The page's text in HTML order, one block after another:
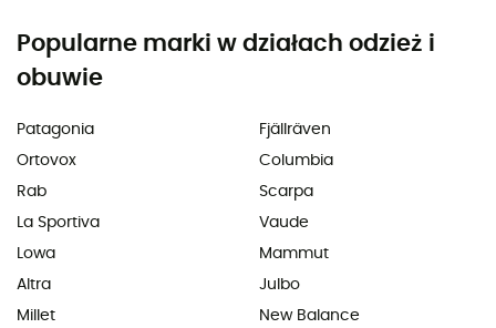
Popularne marki w działach odzież i
obuwie
Patagonia
Ortovox
Rab
La Sportiva
Lowa
Altra
Millet
Fjällräven
Columbia
Scarpa
Vaude
Mammut
Julbo
New Balance